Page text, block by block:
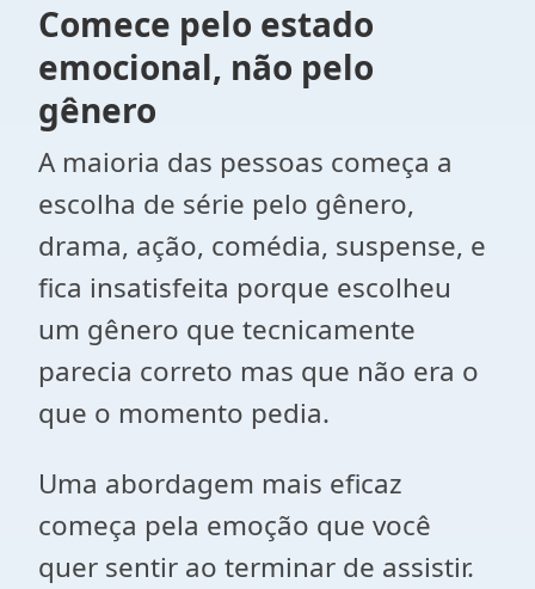
Comece pelo estado
emocional, não pelo
gênero
A maioria das pessoas começa a
escolha de série pelo gênero,
drama, ação, comédia, suspense, e
fica insatisfeita porque escolheu
um gênero que tecnicamente
parecia correto mas que não era o
que o momento pedia.
Uma abordagem mais eficaz
começa pela emoção que você
quer sentir ao terminar de assistir.